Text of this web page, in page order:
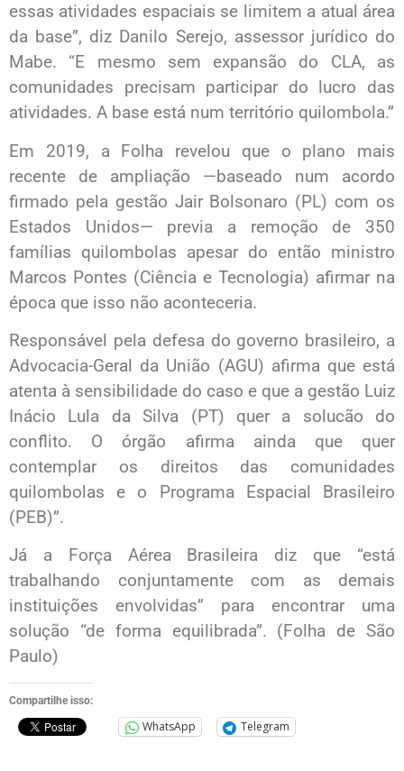
essas atividades espaciais se limitem a atual área
da base”, diz Danilo Serejo, assessor jurídico do
Mabe. “E mesmo sem expansão do CLA, as
comunidades precisam participar do lucro das
atividades. A base está num território quilombola.”
Em 2019, a Folha revelou que o plano mais
recente de ampliação —baseado num acordo
firmado pela gestão Jair Bolsonaro (PL) com os
Estados Unidos— previa a remoção de 350
famílias quilombolas apesar do então ministro
Marcos Pontes (Ciência e Tecnologia) afirmar na
época que isso não aconteceria.
Responsável pela defesa do governo brasileiro, a
Advocacia-Geral da União (AGU) afirma que está
atenta à sensibilidade do caso e que a gestão Luiz
Inácio Lula da Silva (PT) quer a solucão do
conflito. O órgão afirma ainda que quer
contemplar os direitos das comunidades
quilombolas e o Programa Espacial Brasileiro
(PEB)”.
Já a Força Aérea Brasileira diz que “está
trabalhando conjuntamente com as demais
instituições envolvidas” para encontrar uma
solução “de forma equilibrada”. (Folha de São
Paulo)
Compartilhe isso:
WhatsApp Telegram